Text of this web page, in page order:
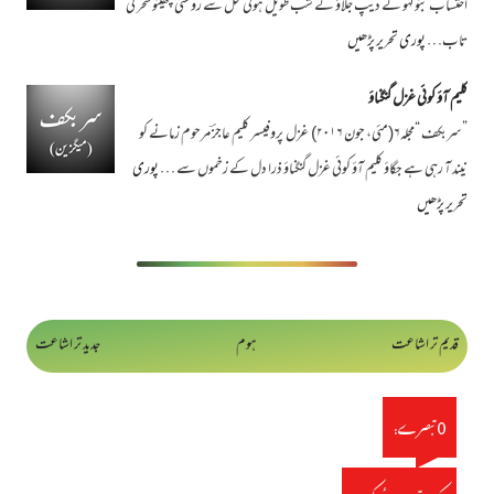
احتساب بنو لہو کے دیپ جلاؤ کے شب طویل ہوئی محل سے روشنی چھینو سحر کی
تاب…پوری تحریر پڑھیں
کلیم آؤ کوئی غزل گنگناؤ
”سربکف “مجلہ۶(مئی، جون ۲۰۱۶) غزل پروفیسر کلیم عاجزؔ مرحوم زمانے کو
نیند آ رہی ہے جگاؤ کلیم آؤ کوئی غزل گنگناؤ ذرا دل کے زخموں سے …پوری
تحریر پڑھیں
جدید تر اشاعت قدیم تر اشاعت ہوم
0 تبصرے: